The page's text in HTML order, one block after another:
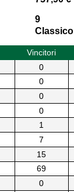
9
Classico
Vincitori
0
0
0
0
1
7
15
69
0